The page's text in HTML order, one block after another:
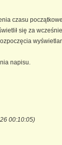
czasu
się za
napisu.
00:10:05)